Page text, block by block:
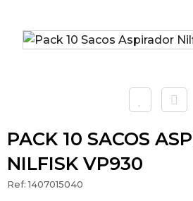
PACK 10 SACOS
NILFISK VP930
Ref:1407015040